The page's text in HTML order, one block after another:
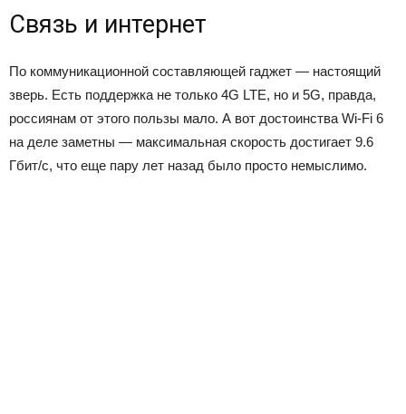
Связь и интернет
По коммуникационной составляющей гаджет — настоящий
зверь. Есть поддержка не только 4G LTE, но и 5G, правда,
россиянам от этого пользы мало. А вот достоинства Wi-Fi 6
на деле заметны — максимальная скорость достигает 9.6
Гбит/с, что еще пару лет назад было просто немыслимо.